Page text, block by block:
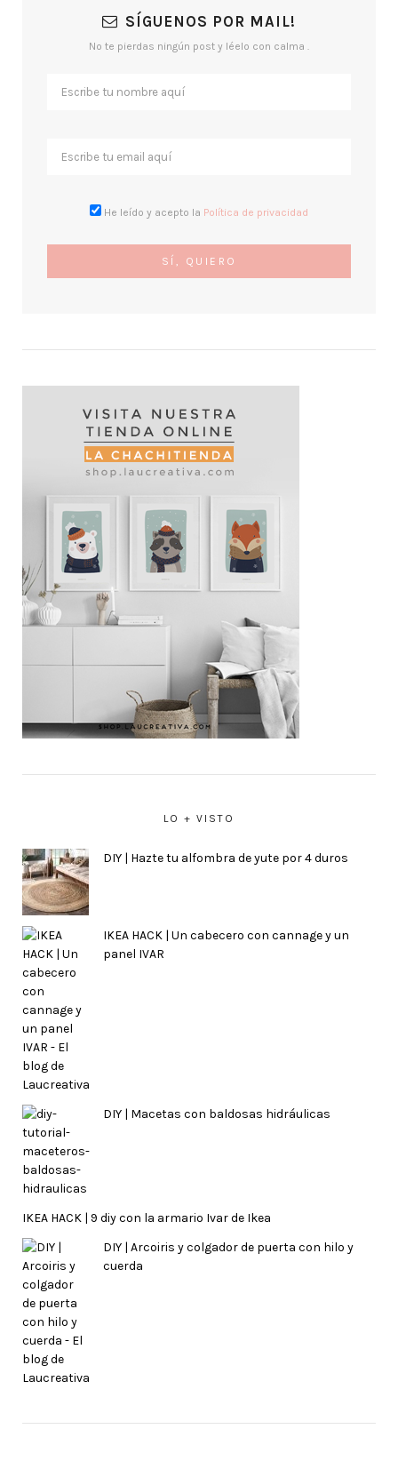
SÍGUENOS POR MAIL!
No te pierdas ningún post y léelo con calma .
He leído y acepto la Política de privacidad
LO + VISTO
DIY | Hazte tu alfombra de yute por 4 duros
IKEA HACK | Un cabecero con cannage y un
panel IVAR
DIY | Macetas con baldosas hidráulicas
IKEA HACK | 9 diy con la armario Ivar de Ikea
DIY | Arcoiris y colgador de puerta con hilo y
cuerda